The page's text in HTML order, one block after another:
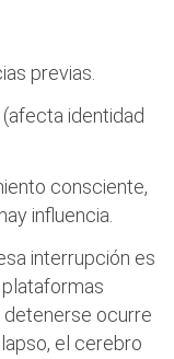
previas.
identidad
consciente,
influencia.
interrupción es
detenerse ocurre
el cerebro